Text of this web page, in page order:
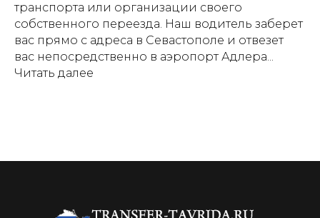
транспорта или организации своего
собственного переезда. Наш водитель заберет
вас прямо с адреса в Севастополе и отвезет
вас непосредственно в аэропорт Адлера...
Читать далее